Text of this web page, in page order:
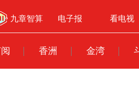
九章智算 电子报 看电视
香洲 金湾